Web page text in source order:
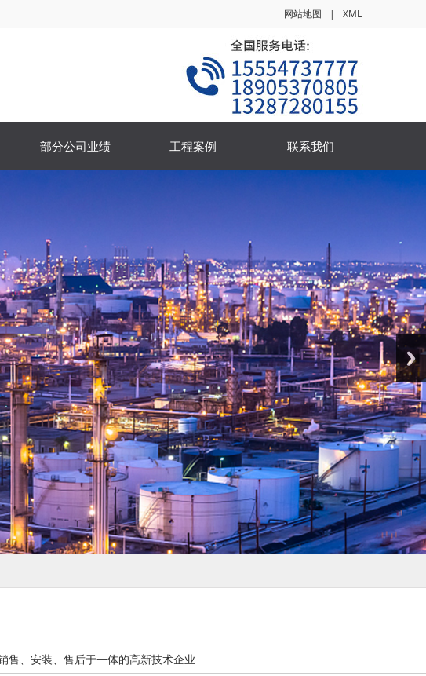
网站地图 | XML
部分公司业绩 工程案例 联系我们
售、安装、售后于一体的高新技术企业